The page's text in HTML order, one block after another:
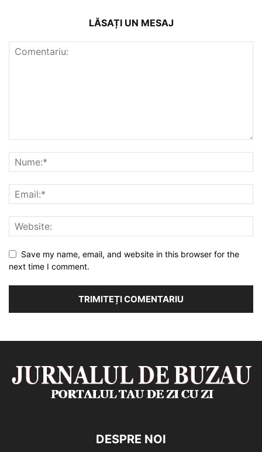
LĂSAȚI UN MESAJ
Save my name, email, and website in this browser for the
next time I comment.
DESPRE NOI